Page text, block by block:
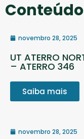
novembro 28, 2025
UT ATERRO
– ATERRO 346
Saiba mais
novembro 28, 2025